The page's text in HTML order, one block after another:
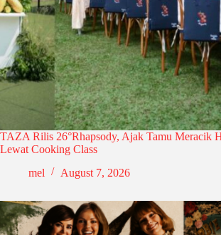
TAZA Rilis 26°Rhapsody, Ajak Tamu Meracik
Lewat Cooking Class
mel
August 7, 2026